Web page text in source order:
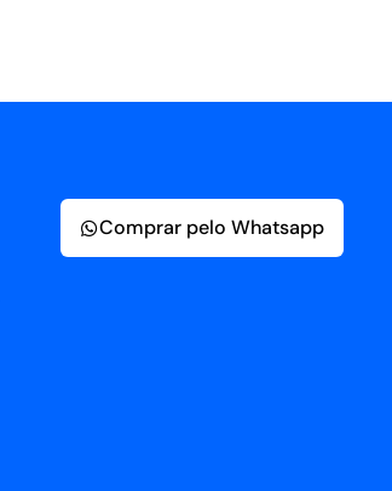
Comprar pelo Whatsapp